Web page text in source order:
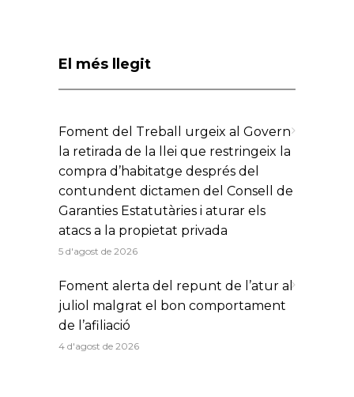
El més llegit
Foment del Treball urgeix al Govern
la retirada de la llei que restringeix la
compra d’habitatge després del
contundent dictamen del Consell de
Garanties Estatutàries i aturar els
atacs a la propietat privada
5 d'agost de 2026
Foment alerta del repunt de l’atur al
juliol malgrat el bon comportament
de l’afiliació
4 d'agost de 2026